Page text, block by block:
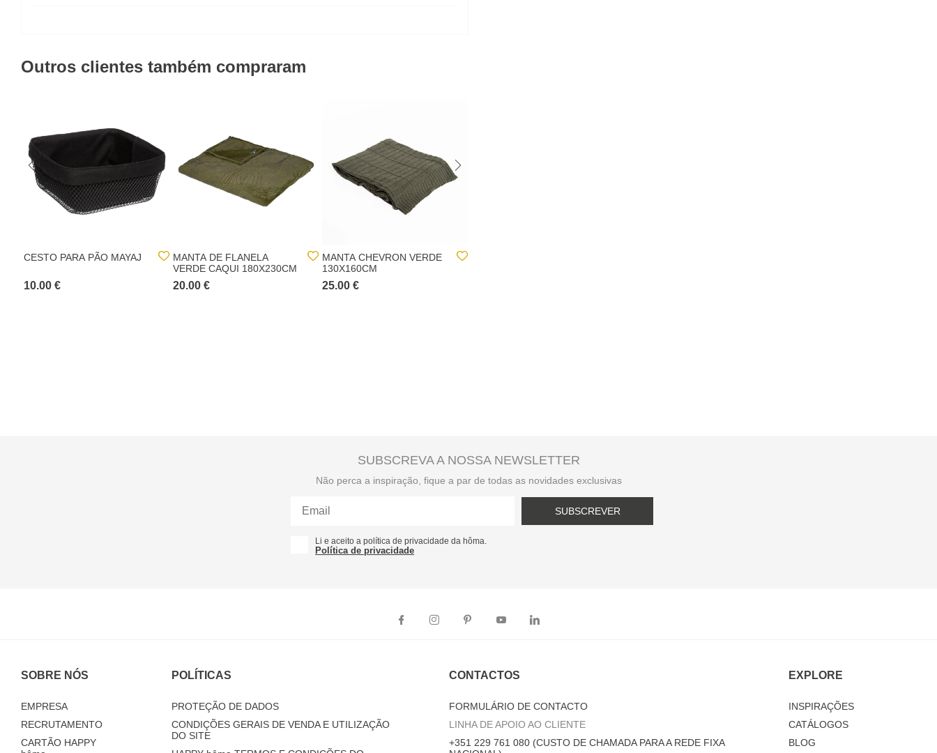
Outros clientes também compraram
CESTO PARA PÃO MAYAJ
10.00 €
MANTA DE FLANELA
VERDE CAQUI 180X230CM
20.00 €
MANTA CHEVRON VERDE
130X160CM
25.00 €
SUBSCREVA A NOSSA NEWSLETTER
Não perca a inspiração, fique a par de todas as novidades exclusivas
SUBSCREVER
Li e aceito a política de privacidade da hôma.
Política de privacidade
SOBRE NÓS
EMPRESA
RECRUTAMENTO
CARTÃO HAPPY
POLÍTICAS
PROTEÇÃO DE DADOS
CONDIÇÕES GERAIS DE VENDA E UTILIZAÇÃO
DO SITE
CONTACTOS
FORMULÁRIO DE CONTACTO
LINHA DE APOIO AO CLIENTE
+351 229 761 080 (CUSTO DE CHAMADA PARA A REDE FIXA
EXPLORE
INSPIRAÇÕES
CATÁLOGOS
BLOG